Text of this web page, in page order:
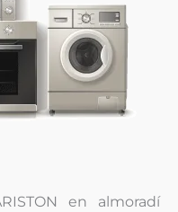
en almoradí